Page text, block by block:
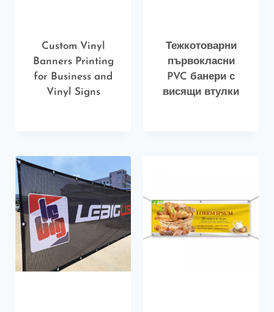
Custom Vinyl
Banners Printing
for Business and
Vinyl Signs
Тежкотоварни
първокласни
PVC банери с
висящи втулки